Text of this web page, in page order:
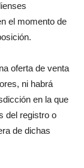
el momento de
oferta de venta
ni habrá
en la que
del registro o
de dichas